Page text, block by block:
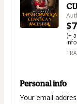
(+
Personal info
Your email